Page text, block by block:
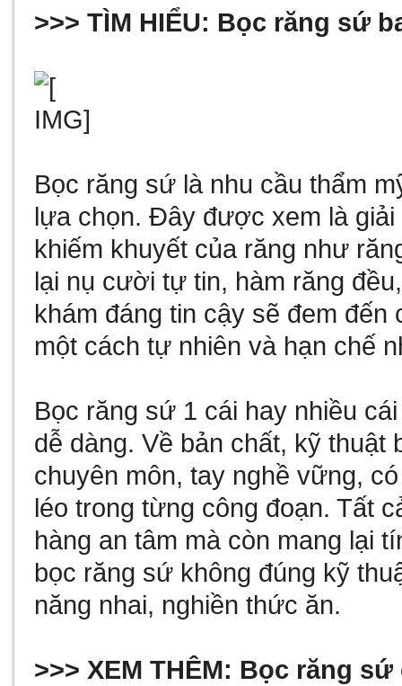
>>> TÌM HIỂU: Bọc răng sứ
Bọc răng sứ là nhu cầu thẩm
lựa chọn. Đây được xem là
khiếm khuyết của răng như
lại nụ cười tự tin, hàm răng
khám đáng tin cậy sẽ đem
một cách tự nhiên và hạn chế
Bọc răng sứ 1 cái hay nhiều
dễ dàng. Về bản chất, kỹ
chuyên môn, tay nghề vững,
léo trong từng công đoạn. Tất
hàng an tâm mà còn mang lại
bọc răng sứ không đúng kỹ
năng nhai, nghiền thức ăn.
>>> XEM THÊM: Bọc răng